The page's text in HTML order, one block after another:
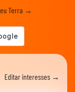
Terra →
Editar interesses →